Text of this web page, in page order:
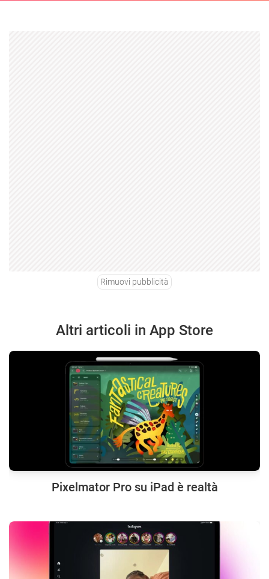
Rimuovi pubblicità
Altri articoli in App Store
Pixelmator Pro su iPad è realtà